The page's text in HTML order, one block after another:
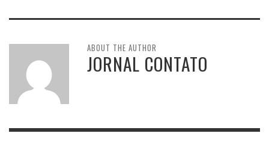
ABOUT THE AUTHOR
JORNAL CONTATO